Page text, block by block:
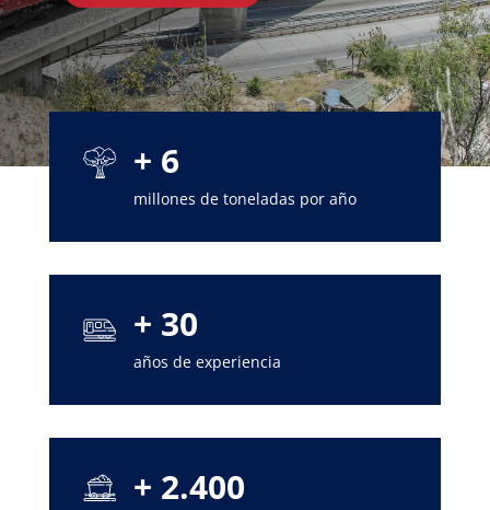
+ 6
millones de toneladas por año
+ 30
años de experiencia
+ 2.400